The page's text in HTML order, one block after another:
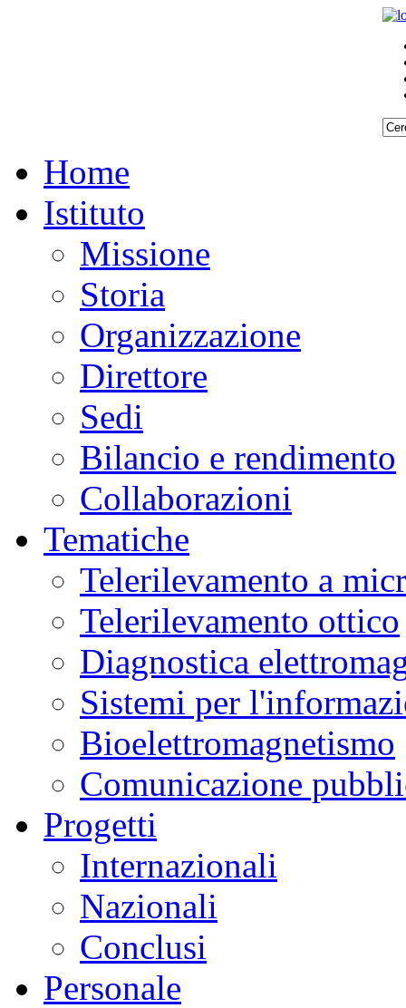
Home
Istituto
Missione
Storia
Organizzazione
Direttore
Sedi
Bilancio e rendimento
Collaborazioni
Tematiche
Telerilevamento a
Telerilevamento ottico
Diagnostica
Sistemi per
Bioelettromagnetismo
Comunicazione
Progetti
Internazionali
Nazionali
Conclusi
Personale